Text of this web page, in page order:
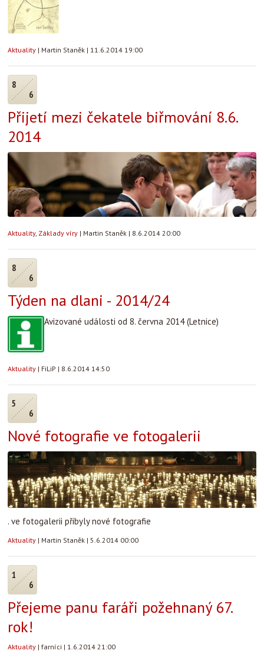
Aktuality | Martin Staněk | 11.6.2014 19:00
8
6
Přijetí mezi čekatele biřmování 8.6.
2014
Aktuality, Základy víry | Martin Staněk | 8.6.2014 20:00
8
6
Týden na dlani - 2014/24
Avizované události od 8. června 2014 (Letnice)
Aktuality | FiLiP | 8.6.2014 14:50
5
6
Nové fotografie ve fotogalerii
. ve fotogalerii přibyly nové fotografie
Aktuality | Martin Staněk | 5.6.2014 00:00
1
6
Přejeme panu faráři požehnaný 67.
rok!
Aktuality | farníci | 1.6.2014 21:00